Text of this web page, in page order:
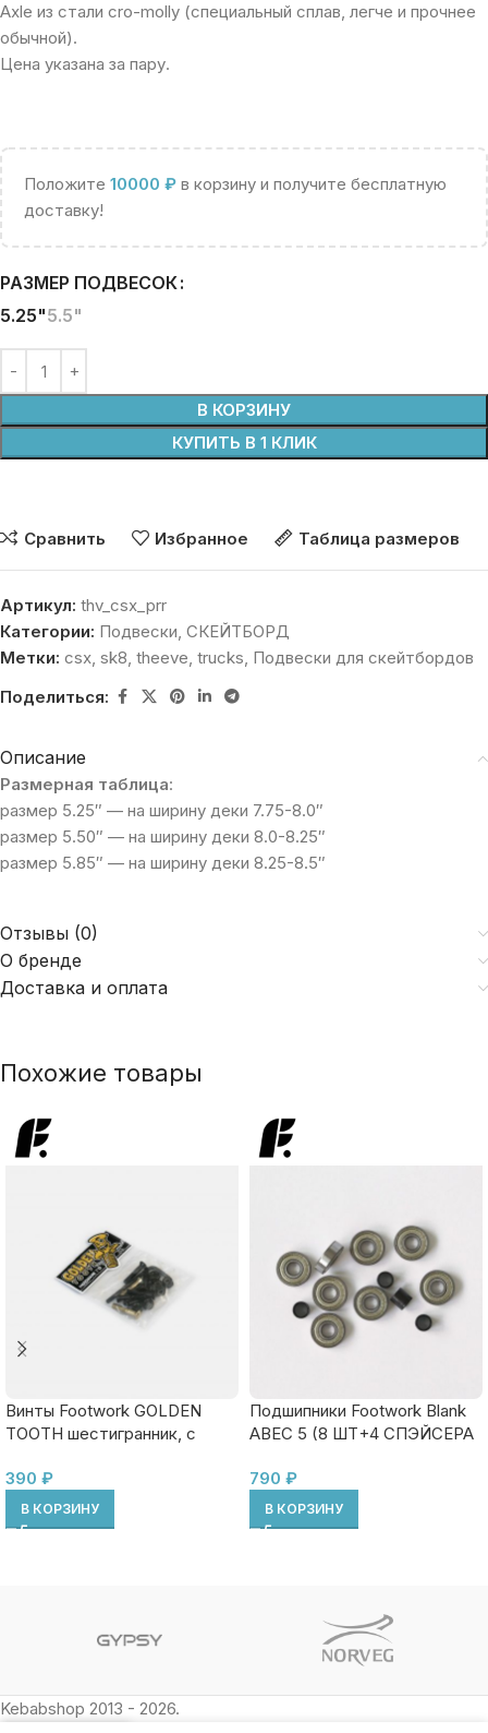
Axle из стали cro-molly (специальный сплав, легче и прочнее
обычной).
Цена указана за пару.
Положите 10000 ₽ в корзину и получите бесплатную
доставку!
РАЗМЕР ПОДВЕСОК
5.25"5.5"
В КОРЗИНУ
КУПИТЬ В 1 КЛИК
Сравнить Избранное Таблица размеров
Артикул: thv_csx_prr
Категории: Подвески, СКЕЙТБОРД
Метки: csx, sk8, theeve, trucks, Подвески для скейтбордов
Поделиться:
Описание
Размерная таблица:
размер 5.25″ — на ширину деки 7.75-8.0″
размер 5.50″ — на ширину деки 8.0-8.25″
размер 5.85″ — на ширину деки 8.25-8.5″
Отзывы (0)
О бренде
Доставка и оплата
Похожие товары
Винты Footwork GOLDEN
TOOTH шестигранник, с
390 ₽
В КОРЗИНУ
Подшипники Footwork Blank
ABEC 5 (8 ШТ+4 СПЭЙСЕРА
790 ₽
В КОРЗИНУ
Kebabshop 2013 - 2026.